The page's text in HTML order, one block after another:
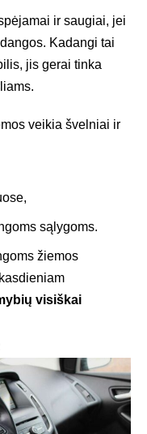
ir saugiai, jei
Kadangi tai
jis gerai tinka
veikia švelniai ir
sąlygoms.
žiemos
visiškai